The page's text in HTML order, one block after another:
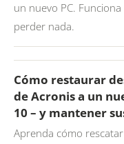
un nuevo PC.
perder nada.
Cómo restaurar
de Acronis a un
10 – y mantener
Aprenda cómo